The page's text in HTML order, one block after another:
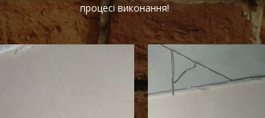
процесі виконання!